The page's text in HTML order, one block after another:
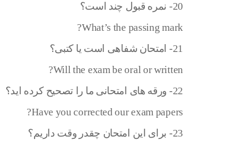
20- نمره قبول چند است؟
What’s the passing mark?
21- امتحان شفاهی است یا کتبی؟
Will the exam be oral or written?
22- ورقه های امتحانی ما را تصحیح کرده اید؟
Have you corrected our exam papers?
23- برای این امتحان چقدر وقت داریم؟